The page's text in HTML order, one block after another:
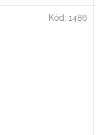
Kód: 1486